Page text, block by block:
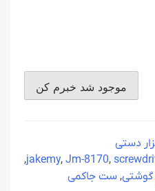
دستی
jakemy, Jm-8170,
,
, ست جاکمی